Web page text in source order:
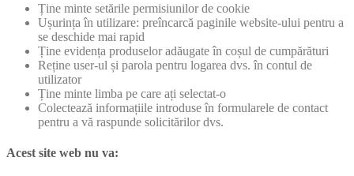
Ține minte setările permisiunilor de cookie
Ușurința în utilizare: preîncarcă paginile website-ului pentru a
se deschide mai rapid
Ține evidența produselor adăugate în coșul de cumpărături
Reține user-ul și parola pentru logarea dvs. în contul de
utilizator
Ține minte limba pe care ați selectat-o
Colectează informațiile introduse în formularele de contact
pentru a vă raspunde solicitărilor dvs.
Acest site web nu va: